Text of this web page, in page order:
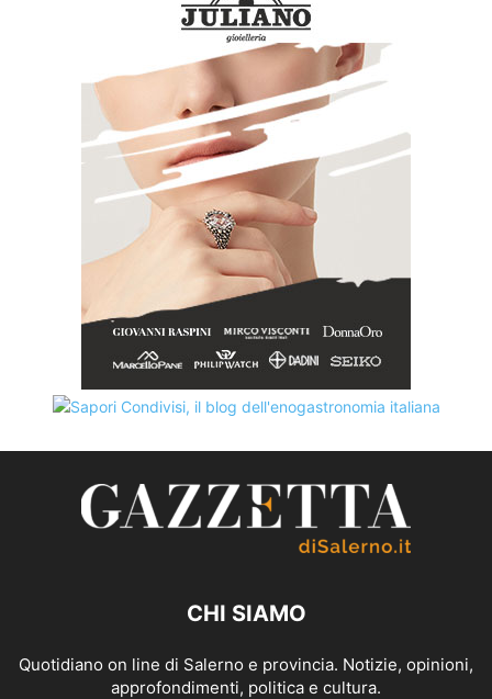
CHI SIAMO
Quotidiano on line di Salerno e provincia. Notizie, opinioni,
approfondimenti, politica e cultura.